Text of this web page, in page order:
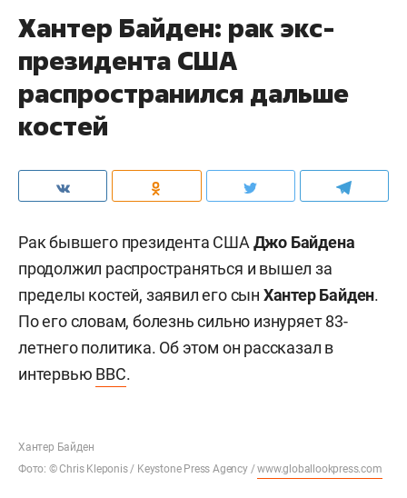
Хантер Байден: рак экс-
президента США
распространился дальше
костей
Рак бывшего президента США Джо Байдена
продолжил распространяться и вышел за
пределы костей, заявил его сын Хантер Байден.
По его словам, болезнь сильно изнуряет 83-
летнего политика. Об этом он рассказал в
интервью BBC.
Хантер Байден
Фото: © Chris Kleponis / Keystone Press Agency /www.globallookpress.com